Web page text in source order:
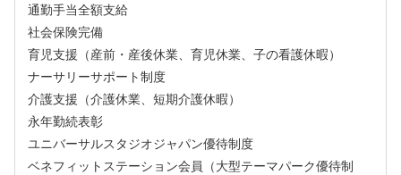
通勤手当全額支給
社会保険完備
育児支援（産前・産後休業、育児休業、子の看護休暇）
ナーサリーサポート制度
介護支援（介護休業、短期介護休暇）
永年勤続表彰
ユニバーサルスタジオジャパン優待制度
ベネフィットステーション会員（大型テーマパーク優待制